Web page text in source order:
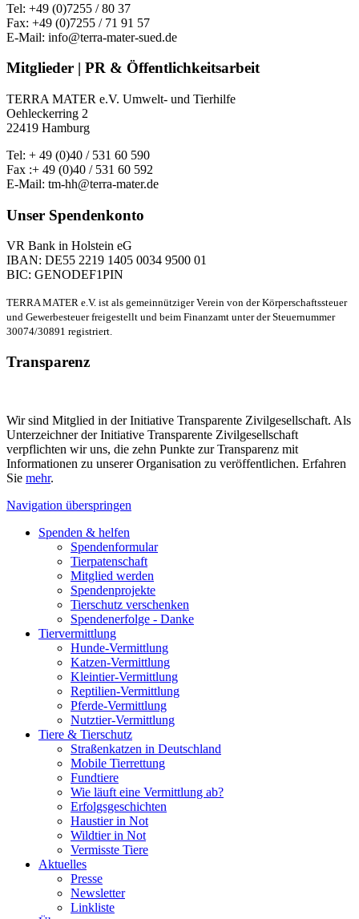
Tel: +49 (0)7255 / 80 37
Fax: +49 (0)7255 / 71 91 57
E-Mail: info@terra-mater-sued.de
Mitglieder | PR & Öffentlichkeitsarbeit
TERRA MATER e.V. Umwelt- und Tierhilfe
Oehleckerring 2
22419 Hamburg
Tel: + 49 (0)40 / 531 60 590
Fax :+ 49 (0)40 / 531 60 592
E-Mail: tm-hh@terra-mater.de
Unser Spendenkonto
VR Bank in Holstein eG
IBAN: DE55 2219 1405 0034 9500 01
BIC: GENODEF1PIN
TERRA MATER e.V. ist als gemeinnütziger Verein von der Körperschaftssteuer
und Gewerbesteuer freigestellt und beim Finanzamt unter der Steuernummer
30074/30891 registriert.
Transparenz
Wir sind Mitglied in der Initiative Transparente Zivilgesellschaft. Als
Unterzeichner der Initiative Transparente Zivilgesellschaft
verpflichten wir uns, die zehn Punkte zur Transparenz mit
Informationen zu unserer Organisation zu veröffentlichen. Erfahren
Sie mehr.
Navigation überspringen
Spenden & helfen
Spendenformular
Tierpatenschaft
Mitglied werden
Spendenprojekte
Tierschutz verschenken
Spendenerfolge - Danke
Tiervermittlung
Hunde-Vermittlung
Katzen-Vermittlung
Kleintier-Vermittlung
Reptilien-Vermittlung
Pferde-Vermittlung
Nutztier-Vermittlung
Tiere & Tierschutz
Straßenkatzen in Deutschland
Mobile Tierrettung
Fundtiere
Wie läuft eine Vermittlung ab?
Erfolgsgeschichten
Haustier in Not
Wildtier in Not
Vermisste Tiere
Aktuelles
Presse
Newsletter
Linkliste